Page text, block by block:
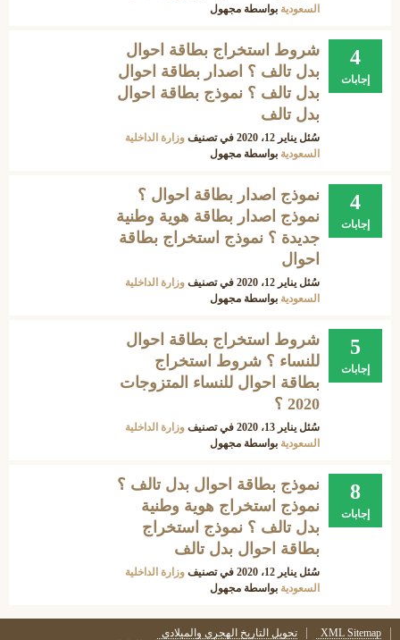
السعودية بواسطة مجهول
4
إجابات
شروط استخراج بطاقة احوال
بدل تالف ؟ اصدار بطاقة احوال
بدل تالف ؟ نموذج بطاقة احوال
بدل تالف
سُئل يناير 12، 2020 في تصنيف وزارة الداخلية
السعودية بواسطة مجهول
4
إجابات
نموذج اصدار بطاقة احوال ؟
نموذج اصدار بطاقة هوية وطنية
جديدة ؟ نموذج استخراج بطاقة
احوال
سُئل يناير 12، 2020 في تصنيف وزارة الداخلية
السعودية بواسطة مجهول
5
إجابات
شروط استخراج بطاقة احوال
للنساء ؟ شروط استخراج
بطاقة احوال للنساء المتزوجات
2020 ؟
سُئل يناير 13، 2020 في تصنيف وزارة الداخلية
السعودية بواسطة مجهول
8
إجابات
نموذج بطاقة احوال بدل تالف ؟
نموذج استخراج هوية وطنية
بدل تالف ؟ نموذج استخراج
بطاقة احوال بدل تالف
سُئل يناير 12، 2020 في تصنيف وزارة الداخلية
السعودية بواسطة مجهول
XML Sitemap
تحويل التاريخ الهجري والميلادي